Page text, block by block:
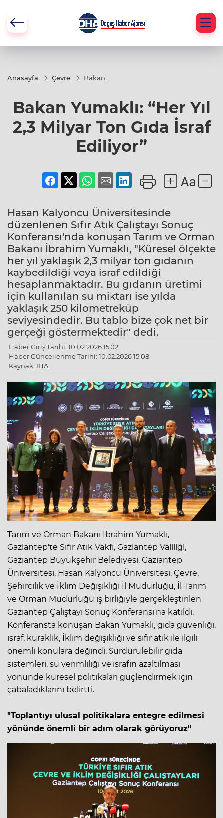
Anasayfa Çevre
Bakan
Milyar
İsraf
Ediliyor”
Bakan Yumaklı: “Her Yıl
2,3 Milyar Ton Gıda İsraf
Ediliyor”
Hasan Kalyoncu Üniversitesinde
düzenlenen Sıfır Atık Çalıştayı Sonuç
Konferansı'nda konuşan Tarım ve Orman
Bakanı İbrahim Yumaklı, "Küresel ölçekte
her yıl yaklaşık 2,3 milyar ton gıdanın
kaybedildiği veya israf edildiği
hesaplanmaktadır. Bu gıdanın üretimi
için kullanılan su miktarı ise yılda
yaklaşık 250 kilometreküp
seviyesindedir. Bu tablo bize çok net bir
gerçeği göstermektedir" dedi.
Haber Giriş Tarihi: 10.02.2026 15:02
Haber Güncellenme Tarihi: 10.02.2026 15:08
Kaynak: İHA
Tarım ve Orman Bakanı İbrahim Yumaklı,
Gaziantep'te Sıfır Atık Vakfı, Gaziantep Valiliği,
Gaziantep Büyükşehir Belediyesi, Gaziantep
Üniversitesi, Hasan Kalyoncu Üniversitesi, Çevre,
Şehircilik ve İklim Değişikliği İl Müdürlüğü, İl Tarım
ve Orman Müdürlüğü iş birliğiyle gerçekleştirilen
Gaziantep Çalıştayı Sonuç Konferansı'na katıldı.
Konferansta konuşan Bakan Yumaklı, gıda güvenliği,
israf, kuraklık, İklim değişikliği ve sıfır atık ile ilgili
önemli konulara değindi. Sürdürülebilir gıda
sistemleri, su verimliliği ve israfın azaltılması
yönünde küresel politikaları güçlendirmek için
çabaladıklarını belirtti.
"Toplantıyı ulusal politikalara entegre edilmesi
yönünde önemli bir adım olarak görüyoruz"